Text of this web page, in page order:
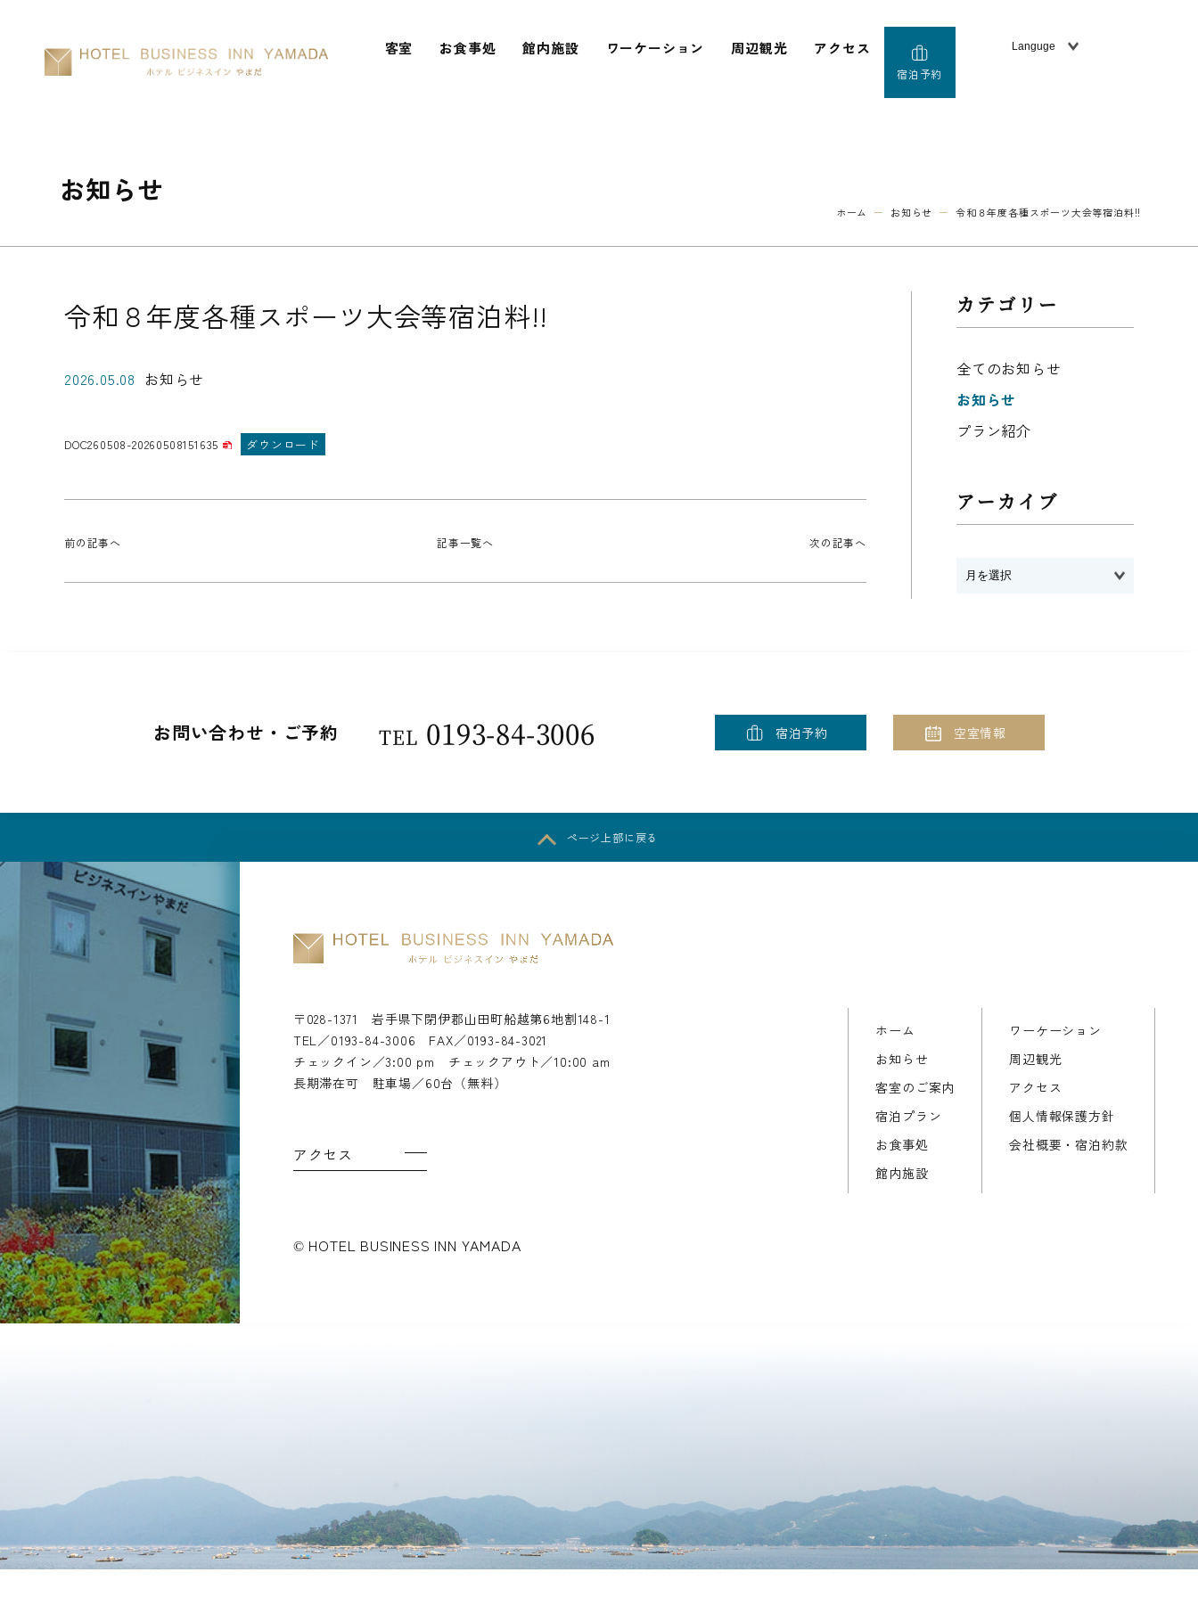
客室 お食事処 館内施設 ワーケーション 周辺観光 アクセス
宿泊予約
お知らせ
ホーム お知らせ 令和８年度各種スポーツ大会等宿泊料!!
令和８年度各種スポーツ大会等宿泊料!!
2026.05.08 お知らせ
DOC260508-20260508151635 ダウンロード
前の記事へ 記事一覧へ 次の記事へ
カテゴリー
全てのお知らせ
お知らせ
プラン紹介
アーカイブ
お問い合わせ・ご予約 TEL 0193-84-3006 宿泊予約 空室情報
ページ上部に戻る
〒028-1371 岩手県下閉伊郡山田町船越第6地割148-1
TEL／0193-84-3006
FAX／0193-84-3021
チェックイン／3:00 pm チェックアウト／10:00 am
長期滞在可 駐車場／60台（無料）
アクセス
ホーム
お知らせ
客室のご案内
宿泊プラン
お食事処
館内施設
ワーケーション
周辺観光
アクセス
個人情報保護方針
会社概要・宿泊約款
© HOTEL BUSINESS INN YAMADA